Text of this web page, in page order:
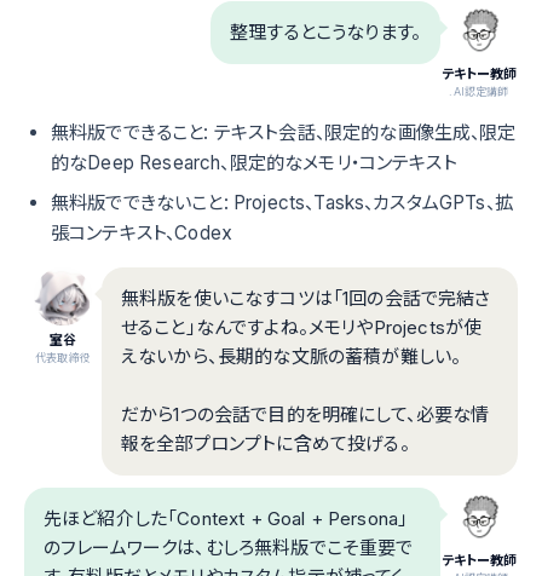
テキトー教師
.AI認定講師
整理するとこうなります。
無料版でできること: テキスト会話、限定的な画像生成、限定
的なDeep Research、限定的なメモリ・コンテキスト
無料版でできないこと: Projects、Tasks、カスタムGPTs、拡
張コンテキスト、Codex
室谷
代表取締役
無料版を使いこなすコツは「1回の会話で完結さ
せること」なんですよね。メモリやProjectsが使
えないから、長期的な文脈の蓄積が難しい。
だから1つの会話で目的を明確にして、必要な情
報を全部プロンプトに含めて投げる。
テキトー教師
先ほど紹介した「Context + Goal + Persona」
のフレームワークは、むしろ無料版でこそ重要で